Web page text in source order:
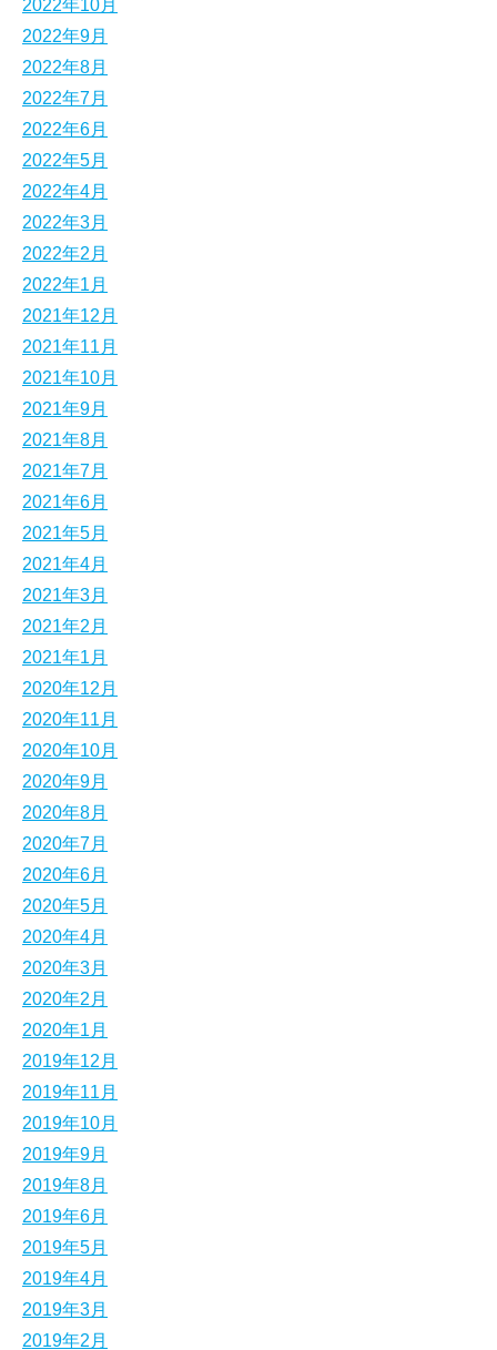
2022年10月
2022年9月
2022年8月
2022年7月
2022年6月
2022年5月
2022年4月
2022年3月
2022年2月
2022年1月
2021年12月
2021年11月
2021年10月
2021年9月
2021年8月
2021年7月
2021年6月
2021年5月
2021年4月
2021年3月
2021年2月
2021年1月
2020年12月
2020年11月
2020年10月
2020年9月
2020年8月
2020年7月
2020年6月
2020年5月
2020年4月
2020年3月
2020年2月
2020年1月
2019年12月
2019年11月
2019年10月
2019年9月
2019年8月
2019年6月
2019年5月
2019年4月
2019年3月
2019年2月